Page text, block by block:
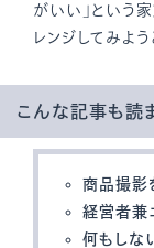
がいい」という
レンジしてみよう
こんな記事も読
商品撮影
経営者兼
何もしな